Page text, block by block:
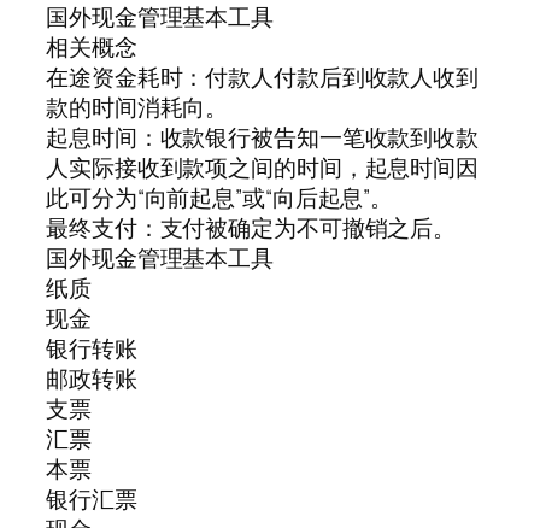
国外现金管理基本工具
相关概念
在途资金耗时：付款人付款后到收款人收到
款的时间消耗向。
起息时间：收款银行被告知一笔收款到收款
人实际接收到款项之间的时间，起息时间因
此可分为“向前起息”或“向后起息”。
最终支付：支付被确定为不可撤销之后。
国外现金管理基本工具
纸质
现金
银行转账
邮政转账
支票
汇票
本票
银行汇票